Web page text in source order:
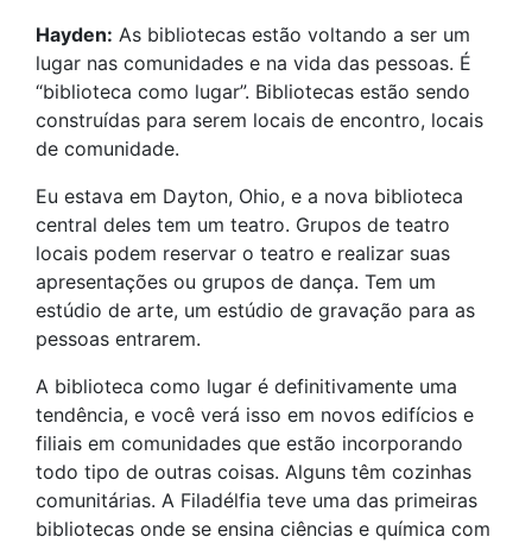
Hayden: As bibliotecas estão voltando a ser um
lugar nas comunidades e na vida das pessoas. É
“biblioteca como lugar”. Bibliotecas estão sendo
construídas para serem locais de encontro, locais
de comunidade.
Eu estava em Dayton, Ohio, e a nova biblioteca
central deles tem um teatro. Grupos de teatro
locais podem reservar o teatro e realizar suas
apresentações ou grupos de dança. Tem um
estúdio de arte, um estúdio de gravação para as
pessoas entrarem.
A biblioteca como lugar é definitivamente uma
tendência, e você verá isso em novos edifícios e
filiais em comunidades que estão incorporando
todo tipo de outras coisas. Alguns têm cozinhas
comunitárias. A Filadélfia teve uma das primeiras
bibliotecas onde se ensina ciências e química com